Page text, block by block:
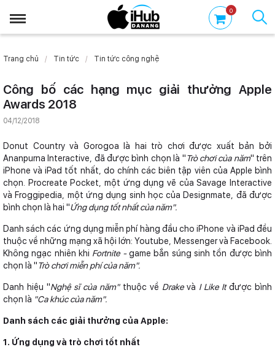
0
Trang chủ Tin tức Tin tức công nghệ
Công bố các hạng mục giải thưởng Apple
Awards 2018
04/12/2018
Donut Country và Gorogoa là hai trò chơi được xuất bản bởi
Ananpurna Interactive, đã được bình chọn là "Trò chơi của năm" trên
iPhone và iPad tốt nhất, do chính các biên tập viên của Apple bình
chọn. Procreate Pocket, một ứng dụng vẽ của Savage Interactive
và Froggipedia, một ứng dụng sinh học của Designmate, đã được
bình chọn là hai "Ứng dụng tốt nhất của năm".
Danh sách các ứng dụng miễn phí hàng đầu cho iPhone và iPad đều
thuộc về những mạng xã hội lớn: Youtube, Messenger và Facebook.
Không ngạc nhiên khi Fortnite -game bắn súng sinh tồn được bình
chọn là "Trò chơi miễn phí của năm".
Danh hiệu "Nghệ sĩ của năm" thuộc về Drake và I Like Itđược bình
chọn là "Ca khúc của năm".
Danh sách các giải thưởng của Apple:
1. Ứng dụng và trò chơi tốt nhất